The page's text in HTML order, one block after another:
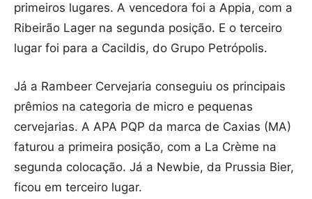
primeiros lugares. A vencedora foi a Appia, com a
Ribeirão Lager na segunda posição. E o terceiro
lugar foi para a Cacildis, do Grupo Petrópolis.
Já a Rambeer Cervejaria conseguiu os principais
prêmios na categoria de micro e pequenas
cervejarias. A APA PQP da marca de Caxias (MA)
faturou a primeira posição, com a La Crème na
segunda colocação. Já a Newbie, da Prussia Bier,
ficou em terceiro lugar.